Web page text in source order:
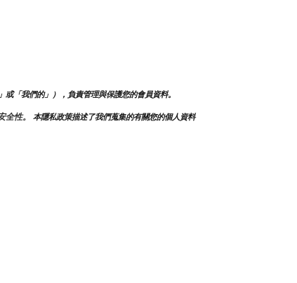
或「我們的」） ，負責管理與保護您的會員資料。
性。
本隱私政策描述了我們蒐集的有關您的個人資料